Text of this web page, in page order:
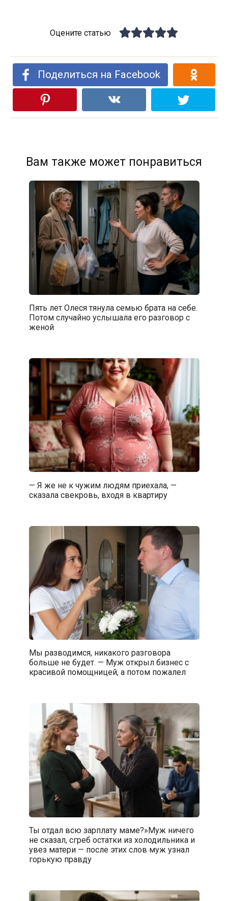
Оцените статью
Поделиться на Facebook
Вам также может понравиться
Пять лет Олеся тянула семью брата на себе.
Потом случайно услышала его разговор с
женой
— Я же не к чужим людям приехала, —
сказала свекровь, входя в квартиру
Мы разводимся, никакого разговора
больше не будет. — Муж открыл бизнес с
красивой помощницей, а потом пожалел
Ты отдал всю зарплату маме?»Муж ничего
не сказал, сгреб остатки из холодильника и
увез матери — после этих слов муж узнал
горькую правду